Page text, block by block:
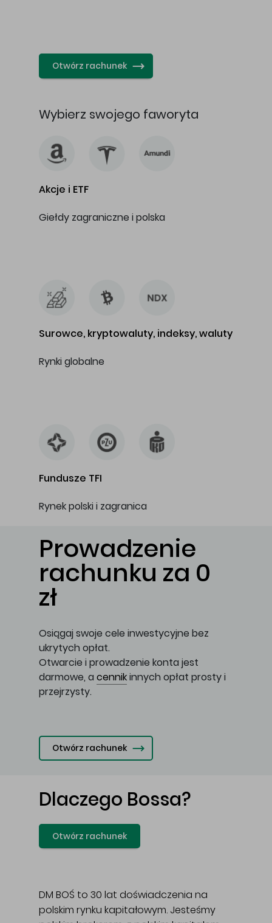
Otwórz rachunek
Wybierz swojego faworyta
Akcje i ETF
Giełdy zagraniczne i polska
Surowce, kryptowaluty, indeksy, waluty
Rynki globalne
Fundusze TFI
Rynek polski i zagranica
Prowadzenie
rachunku za 0
zł
Osiągaj swoje cele inwestycyjne bez
ukrytych opłat.
Otwarcie i prowadzenie konta jest
darmowe, a cennikinnych opłat prosty i
przejrzysty.
Otwórz rachunek
Dlaczego Bossa?
Otwórz rachunek
DM BOŚ to 30 lat doświadczenia na
polskim rynku kapitałowym. Jesteśmy